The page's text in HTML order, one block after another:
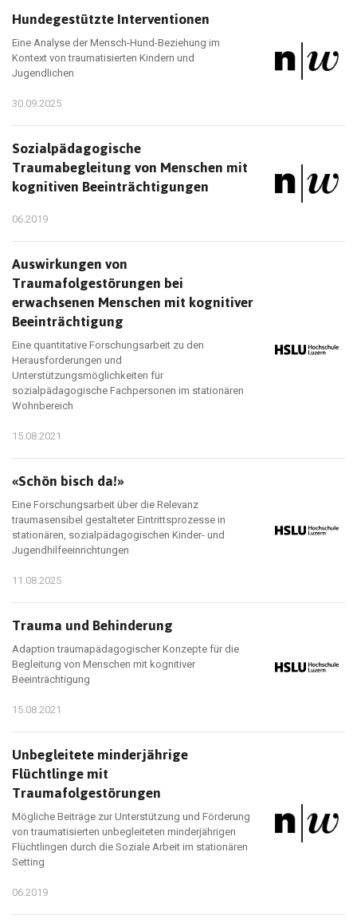
Hundegestützte Interventionen
Eine Analyse der Mensch-Hund-Beziehung im
Kontext von traumatisierten Kindern und
Jugendlichen
30.09.2025
Sozialpädagogische
Traumabegleitung von Menschen mit
kognitiven Beeinträchtigungen
06.2019
Auswirkungen von
Traumafolgestörungen bei
erwachsenen Menschen mit kognitiver
Beeinträchtigung
Eine quantitative Forschungsarbeit zu den
Herausforderungen und
Unterstützungsmöglichkeiten für
sozialpädagogische Fachpersonen im stationären
Wohnbereich
15.08.2021
«Schön bisch da!»
Eine Forschungsarbeit über die Relevanz
traumasensibel gestalteter Eintrittsprozesse in
stationären, sozialpädagogischen Kinder- und
Jugendhilfeeinrichtungen
11.08.2025
Trauma und Behinderung
Adaption traumapädagogischer Konzepte für die
Begleitung von Menschen mit kognitiver
Beeinträchtigung
15.08.2021
Unbegleitete minderjährige
Flüchtlinge mit
Traumafolgestörungen
Mögliche Beiträge zur Unterstützung und Förderung
von traumatisierten unbegleiteten minderjährigen
Flüchtlingen durch die Soziale Arbeit im stationären
Setting
06.2019